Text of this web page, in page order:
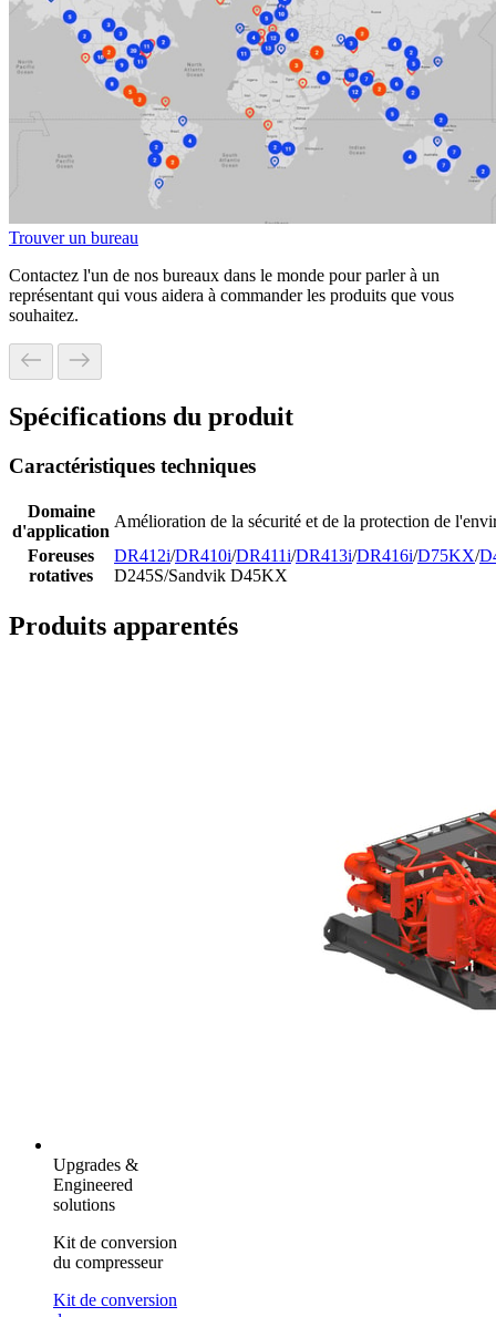
Trouver un bureau
Contactez l'un de nos bureaux dans le monde pour parler à un
représentant qui vous aidera à commander les produits que vous
souhaitez.
Spécifications du produit
Caractéristiques techniques
Domaine
d'application
Amélioration de la sécurité et de la protection de
Foreuses
rotatives
DR412i/DR410i/DR411i/DR413i/DR416i/D75KX/
D245S/Sandvik D45KX
Produits apparentés
Upgrades &
Engineered
solutions
Kit de conversion
du compresseur
Kit de conversion